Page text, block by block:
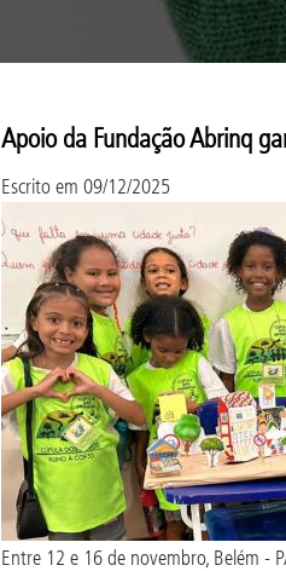
Apoio da Fundação Abrinq
Escrito em 09/12/2025
Entre 12 e 16 de novembro, Belém -